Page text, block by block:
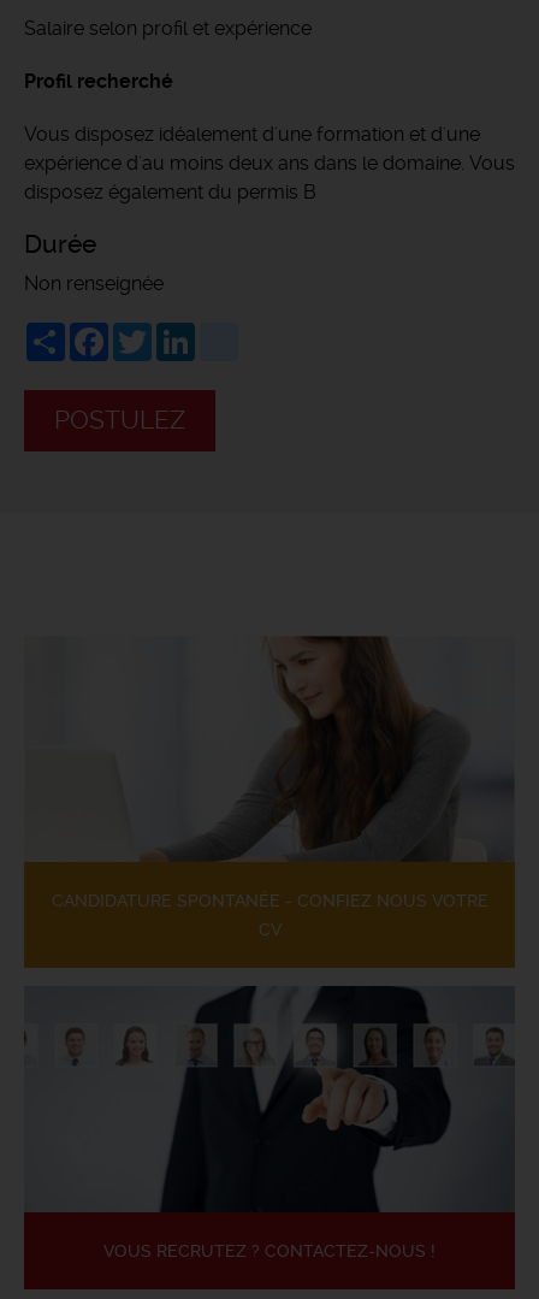
Salaire selon profil et expérience
Profil recherché
Vous disposez idéalement d'une formation et d'une
expérience d'au moins deux ans dans le domaine. Vous
disposez également du permis B
Durée
Non renseignée
ShareFacebook
Twitter
POSTULEZ
CANDIDATURE SPONTANÉE - CONFIEZ NOUS VOTRE
CV
VOUS RECRUTEZ ? CONTACTEZ-NOUS !